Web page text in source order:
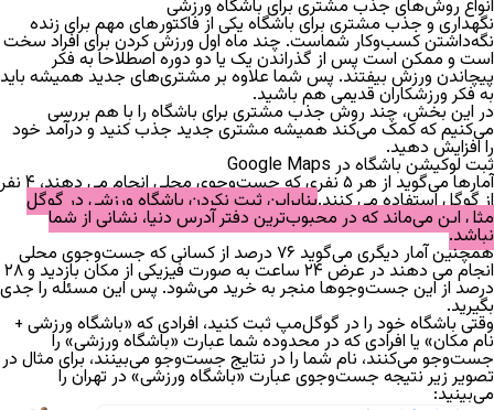
انواع روش‌های جذب مشتری برای باشگاه ورزشی
نگهداری و جذب مشتری برای باشگاه یکی از فاکتور‌های مهم برای زنده
نگه‌داشتن کسب‌و‌کار شماست. چند ماه اول ورزش کردن برای افراد سخت
است و ممکن است پس از گذراندن یک یا دو دوره اصطلاحا به فکر
پیچاندن ورزش بیفتند. پس شما علاوه بر مشتری‌های جدید همیشه باید
به فکر ورزشکاران قدیمی هم باشید.
در این بخش، چند روش جذب مشتری برای باشگاه را با هم بررسی
می‌کنیم که کمک می‌کند همیشه مشتری جدید جذب کنید و درآمد خود
را افزایش دهید.
ثبت لوکیشن باشگاه در Google Maps
آمارهامی‌گوید از هر ۵نفری که جست‌وجوی محلی انجام می دهند،۴ نفر
از گوگل استفاده می کنند.بنابراین ثبت نکردن باشگاه ورزشی در گوگل
مثل این می‌ماند که در محبوب‌ترین دفتر آدرس دنیا، نشانی از شما
نباشد.
همچنینآمار دیگری می‌گوید ۷۶ درصد از کسانی که جست‌وجوی محلی
انجام می دهند در عرض ۲۴ ساعت به صورت فیزیکی از مکان بازدید و۲۸
درصد از این جست‌وجوها منجر به خرید می‌شود. پس این مسئله را جدی
بگیرید.
وقتی باشگاه خود را در گوگل‌مپ ثبت کنید، افرادی که «باشگاه ورزشی +
نام مکان» یا افرادی که در محدوده شما عبارت «باشگاه ورزشی» را
جست‌وجو می‌کنند، نام شما را در نتایج جست‌وجو می‌بینند، برای مثال در
تصویر زیر نتیجه جست‌وجوی عبارت «باشگاه ورزشی» در تهران را
می‌بینید: